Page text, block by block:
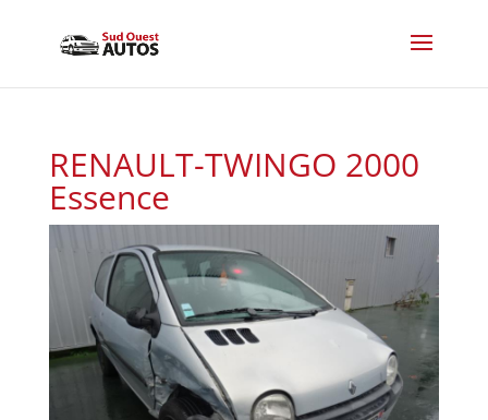
RENAULT-TWINGO 2000
Essence